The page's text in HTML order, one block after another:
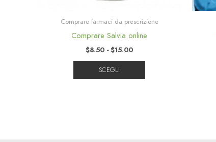
Comprare farmaci da prescrizione
Comprare Salvia online
$8.50 - $15.00
SCEGLI
del
prodotto